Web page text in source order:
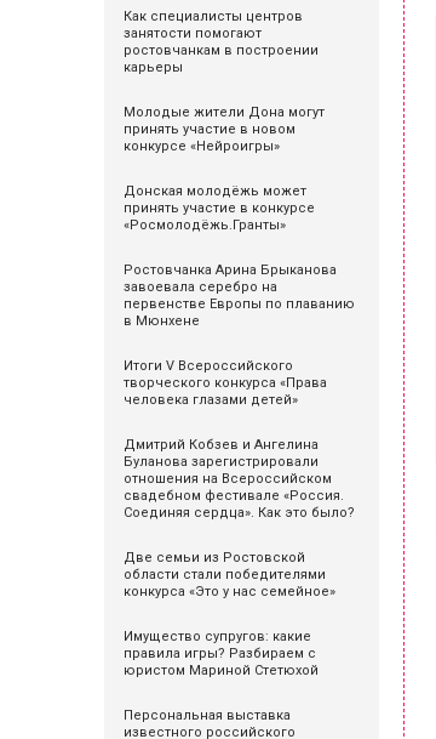
Как специалисты центров
занятости помогают
ростовчанкам в построении
карьеры
Молодые жители Дона могут
принять участие в новом
конкурсе «Нейроигры»
Донская молодёжь может
принять участие в конкурсе
«Росмолодёжь.Гранты»
Ростовчанка Арина Брыканова
завоевала серебро на
первенстве Европы по плаванию
в Мюнхене
Итоги V Всероссийского
творческого конкурса «Права
человека глазами детей»
Дмитрий Кобзев и Ангелина
Буланова зарегистрировали
отношения на Всероссийском
свадебном фестивале «Россия.
Соединяя сердца». Как это было?
Две семьи из Ростовской
области стали победителями
конкурса «Это у нас семейное»
Имущество супругов: какие
правила игры? Разбираем с
юристом Мариной Стетюхой
Персональная выставка
известного российского